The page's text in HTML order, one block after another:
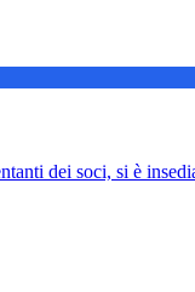
dei soci, si è